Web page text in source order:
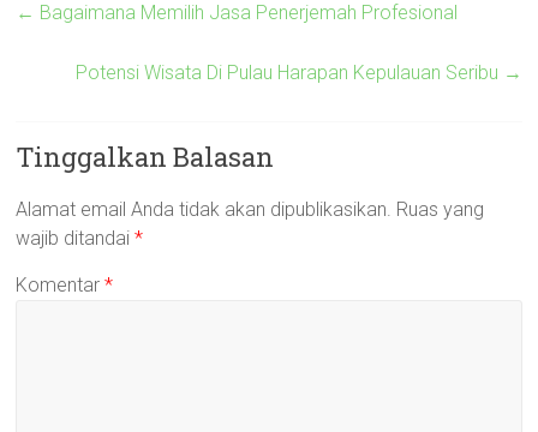
← Bagaimana Memilih Jasa Penerjemah Profesional
Potensi Wisata Di Pulau Harapan Kepulauan Seribu →
Tinggalkan Balasan
Alamat email Anda tidak akan dipublikasikan. Ruas yang
wajib ditandai*
Komentar*